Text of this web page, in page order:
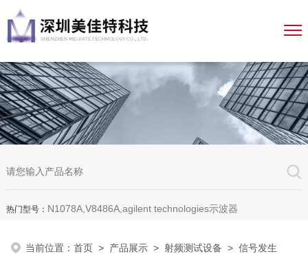
热门型号： N1078A,V8486A,agilent technologies示波器
当前位置：首页 > 产品展示 >射频测试设备 >信号发生